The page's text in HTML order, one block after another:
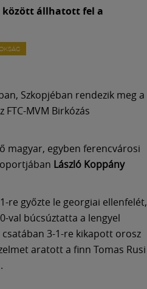
között állhatott fel a
Szkopjéban rendezik meg a
MVM Birkózás
magyar, egyben ferencvárosi
László Koppány
re győzte le georgiai ellenfelét,
val búcsúztatta a lengyel
3-1-re kikapott orosz
aratott a finn Tomas Rusi